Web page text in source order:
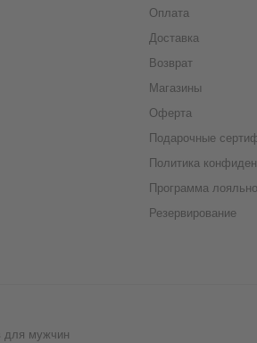
Оплата
Доставка
Возврат
Магазины
Оферта
Подарочные
Политика
Программа
Резервирование
для мужчин